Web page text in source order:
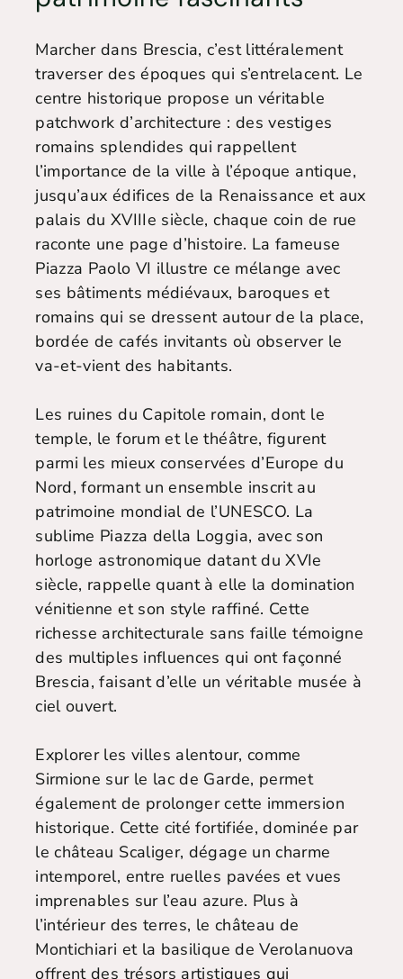
Marcher dans Brescia, c’est littéralement
traverser des époques qui s’entrelacent. Le
centre historique propose un véritable
patchwork d’architecture : des vestiges
romains splendides qui rappellent
l’importance de la ville à l’époque antique,
jusqu’aux édifices de la Renaissance et aux
palais du XVIIIe siècle, chaque coin de rue
raconte une page d’histoire. La fameuse
Piazza Paolo VI illustre ce mélange avec
ses bâtiments médiévaux, baroques et
romains qui se dressent autour de la place,
bordée de cafés invitants où observer le
va-et-vient des habitants.
Les ruines du Capitole romain, dont le
temple, le forum et le théâtre, figurent
parmi les mieux conservées d’Europe du
Nord, formant un ensemble inscrit au
patrimoine mondial de l’UNESCO. La
sublime Piazza della Loggia, avec son
horloge astronomique datant du XVIe
siècle, rappelle quant à elle la domination
vénitienne et son style raffiné. Cette
richesse architecturale sans faille témoigne
des multiples influences qui ont façonné
Brescia, faisant d’elle un véritable musée à
ciel ouvert.
Explorer les villes alentour, comme
Sirmione sur le lac de Garde, permet
également de prolonger cette immersion
historique. Cette cité fortifiée, dominée par
le château Scaliger, dégage un charme
intemporel, entre ruelles pavées et vues
imprenables sur l’eau azure. Plus à
l’intérieur des terres, le château de
Montichiari et la basilique de Verolanuova
offrent des trésors artistiques qui